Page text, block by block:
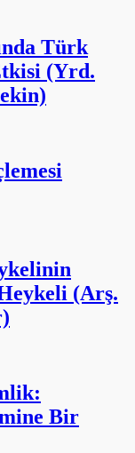
Türk
(Yrd.
(Arş.
Bir